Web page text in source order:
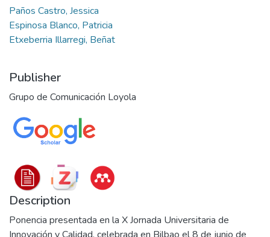
Paños Castro, Jessica
Espinosa Blanco, Patricia
Etxeberria Illarregi, Beñat
Publisher
Grupo de Comunicación Loyola
Description
Ponencia presentada en la X Jornada Universitaria de